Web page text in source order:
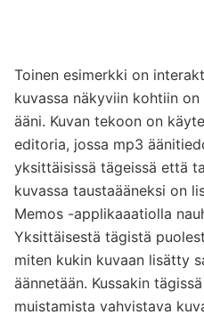
Toinen esimerkki on
kuvassa näkyviin kohtiin
ääni. Kuvan tekoon on
editoria, jossa mp3
yksittäisissä tägeissä että
kuvassa taustaääneksi on
Memos -applikaaatiolla
Yksittäisestä tägistä
miten kukin kuvaan lisätty
äännetään. Kussakin
muistamista vahvistava